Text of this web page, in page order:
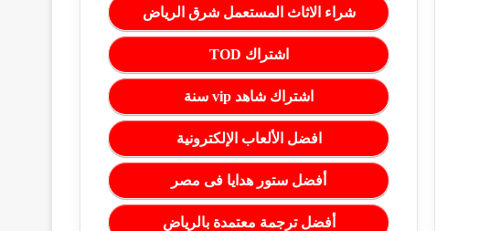
شراء الاثاث المستعمل شرق الرياض
اشتراك TOD
اشتراك شاهد vip سنة
افضل الألعاب الإلكترونية
أفضل ستور هدايا فى مصر
أفضل ترجمة معتمدة بالرياض